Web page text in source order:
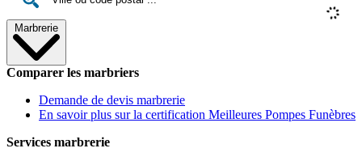
Marbrerie
Comparer les marbriers
Demande de devis marbrerie
En savoir plus sur la certification Meilleures Pompes Funèbres
Services marbrerie